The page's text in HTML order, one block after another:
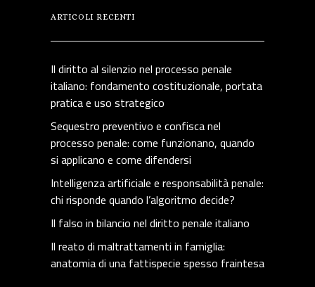
ARTICOLI RECENTI
Il diritto al silenzio nel processo penale
italiano: fondamento costituzionale, portata
pratica e uso strategico
Sequestro preventivo e confisca nel
processo penale: come funzionano, quando
si applicano e come difendersi
Intelligenza artificiale e responsabilità penale:
chi risponde quando l’algoritmo decide?
Il falso in bilancio nel diritto penale italiano
Il reato di maltrattamenti in famiglia:
anatomia di una fattispecie spesso fraintesa